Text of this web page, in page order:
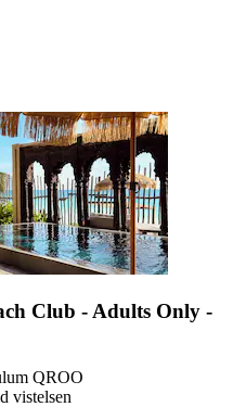
Club - Adults Only -
QROO
vistelsen